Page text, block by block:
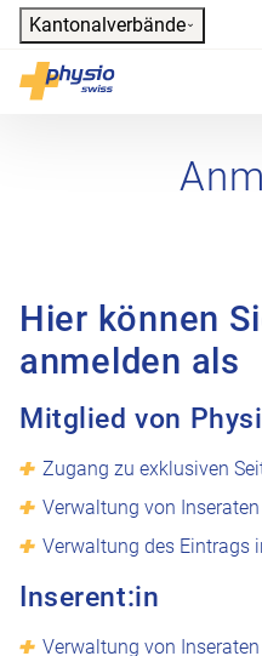
Header
Kantonalverbände
Physioswiss
Hier können
anmelden als
Mitglied von
Zugang zu exklusiven
Verwaltung von Inseraten
Verwaltung des Eintrags
Inserent:in
Verwaltung von Inseraten